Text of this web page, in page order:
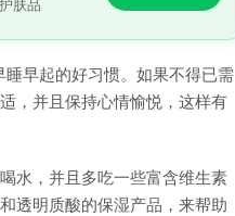
肤品
早起的好习惯。如果不得已需
，并且保持心情愉悦，这样有
水，并且多吃一些富含维生素
透明质酸的保湿产品，来帮助